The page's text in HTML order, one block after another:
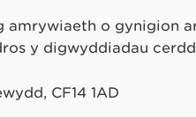
amrywiaeth o
y digwyddiadau
CF14 1AD